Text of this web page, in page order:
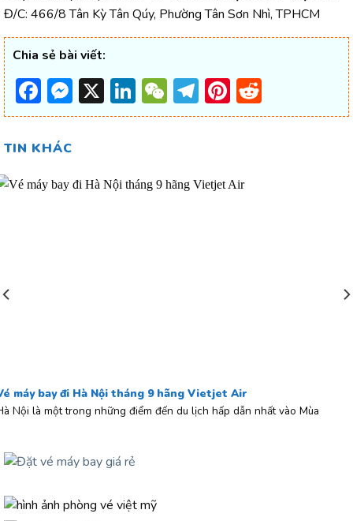
Đ/C: 466/8 Tân Kỳ Tân Qúy, Phường Tân Sơn Nhì, TPHCM
Chia sẻ bài viết:
Facebook
Messenger
X LinkedIn
WeChat
Telegram
Pinterest
TIN KHÁC
máy bay đi Hà Nội tháng 9 hãng Vietjet Air
Nội là một trong những điểm đến du lịch hấp dẫn nhất vào Mùa